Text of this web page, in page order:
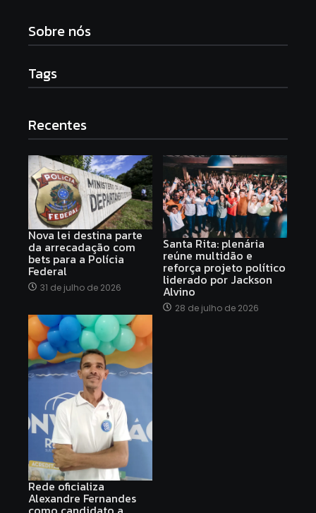
Sobre nós
Tags
Recentes
Nova lei destina parte
da arrecadação com
bets para a Polícia
Federal
31 de julho de 2026
Santa Rita: plenária
reúne multidão e
reforça projeto político
liderado por Jackson
Alvino
28 de julho de 2026
Rede oficializa
Alexandre Fernandes